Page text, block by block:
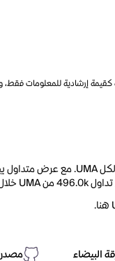
إرشادية للمعلومات فقط،
البيضاء مصدر